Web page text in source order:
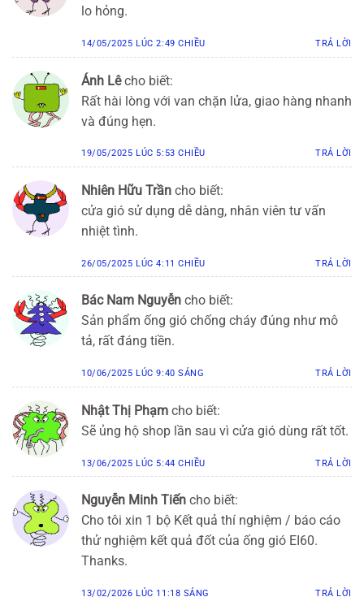
lo hỏng.
14/05/2025 LÚC 2:49 CHIỀU TRẢ LỜI
Ánh Lê cho biết:
Rất hài lòng với van chặn lửa, giao hàng nhanh
và đúng hẹn.
19/05/2025 LÚC 5:53 CHIỀU TRẢ LỜI
Nhiên Hữu Trần cho biết:
cửa gió sử dụng dễ dàng, nhân viên tư vấn
nhiệt tình.
26/05/2025 LÚC 4:11 CHIỀU TRẢ LỜI
Bác Nam Nguyễn cho biết:
Sản phẩm ống gió chống cháy đúng như mô
tả, rất đáng tiền.
10/06/2025 LÚC 9:40 SÁNG TRẢ LỜI
Nhật Thị Phạm cho biết:
Sẽ ủng hộ shop lần sau vì cửa gió dùng rất tốt.
13/06/2025 LÚC 5:44 CHIỀU TRẢ LỜI
Nguyễn Minh Tiến cho biết:
Cho tôi xin 1 bộ Kết quả thí nghiệm / báo cáo
thử nghiệm kết quả đốt của ống gió EI60.
Thanks.
13/02/2026 LÚC 11:18 SÁNG TRẢ LỜI